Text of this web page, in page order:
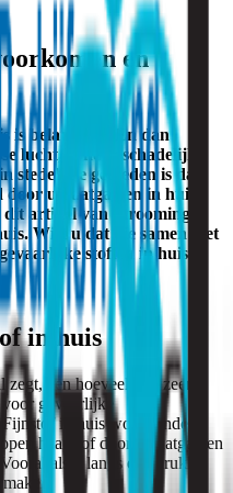
en
is belangrijk. En dan
lucht, zonder schadelijke
stedelijke gebieden is dat
uitlaatgassen in huis.
artikel van Strooming
Wist u dat die samen met
stoffen in huis?
in huis
een hoeveelheid zeer
gevaarlijke
in huis wordt onder
haard of door uitlaatgassen
als u langs een drukke